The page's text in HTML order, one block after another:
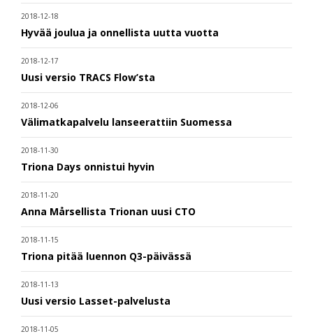
2018-12-18
Hyvää joulua ja onnellista uutta vuotta
2018-12-17
Uusi versio TRACS Flow’sta
2018-12-06
Välimatkapalvelu lanseerattiin Suomessa
2018-11-30
Triona Days onnistui hyvin
2018-11-20
Anna Mårsellista Trionan uusi CTO
2018-11-15
Triona pitää luennon Q3-päivässä
2018-11-13
Uusi versio Lasset-palvelusta
2018-11-05